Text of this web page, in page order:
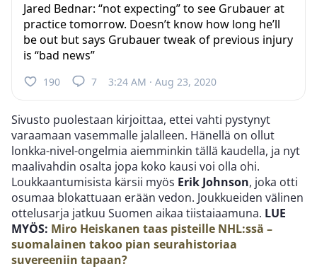
Jared Bednar: “not expecting” to see Grubauer at
practice tomorrow. Doesn’t know how long he’ll
be out but says Grubauer tweak of previous injury
is “bad news”
190 7 3:24 AM · Aug 23, 2020
Sivusto puolestaan kirjoittaa, ettei vahti pystynyt
varaamaan vasemmalle jalalleen. Hänellä on ollut
lonkka-nivel-ongelmia aiemminkin tällä kaudella, ja nyt
maalivahdin osalta jopa koko kausi voi olla ohi.
Loukkaantumisista kärsii myös Erik Johnson, joka otti
osumaa blokattuaan erään vedon. Joukkueiden välinen
ottelusarja jatkuu Suomen aikaa tiistaiaamuna. LUE
MYÖS: Miro Heiskanen taas pisteille NHL:ssä –
suomalainen takoo pian seurahistoriaa
suvereeniin tapaan?